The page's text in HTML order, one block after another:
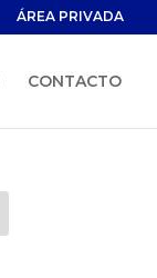
ÁREA PRIVADA
CONTACTO